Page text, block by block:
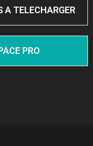
A TELECHARGER
PRO